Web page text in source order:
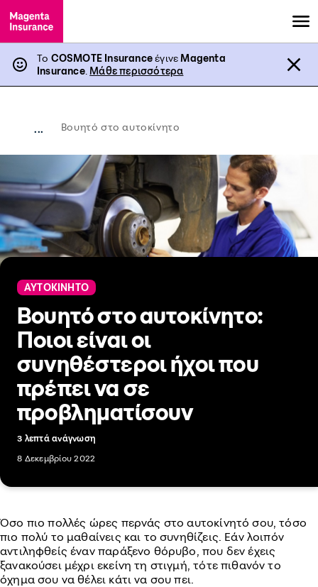
Το COSMOTE InsuranceέγινεMagenta
Insurance. Μάθε περισσότερα
... Βουητό στο αυτοκίνητο
ΑΥΤΟΚΙΝΗΤΟ
Βουητό στο αυτοκίνητο:
Ποιοι είναι οι
συνηθέστεροι ήχοι που
πρέπει να σε
προβληματίσουν
3 λεπτά ανάγνωση
8 Δεκεμβρίου 2022
Όσο πιο πολλές ώρες περνάς στο αυτοκίνητό σου, τόσο
πιο πολύ το μαθαίνεις και το συνηθίζεις. Εάν λοιπόν
αντιληφθείς έναν παράξενο θόρυβο, που δεν έχεις
ξανακούσει μέχρι εκείνη τη στιγμή, τότε πιθανόν το
όχημα σου να θέλει κάτι να σου πει.